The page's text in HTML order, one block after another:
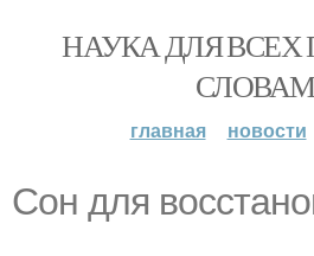
НАУКА ДЛЯ
главная новости
Сон для